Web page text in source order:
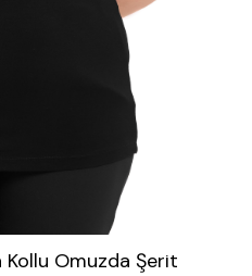
Kollu Omuzda Şerit